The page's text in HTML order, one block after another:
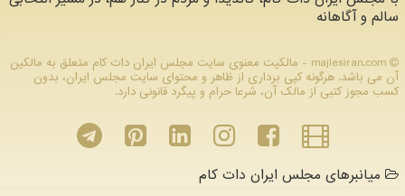
سالم و آگاهانه
majlesiran.com - مالکیت معنوی سایت مجلس ایران دات كام متعلق به مالکین
آن می باشد. هرگونه کپی برداری از ظاهر و محتوای سایت مجلس ایران، بدون
کسب مجوز کتبی از مالک آن، شرعا حرام و پیگرد قانونی دارد.
میانبرهای مجلس ایران دات کام